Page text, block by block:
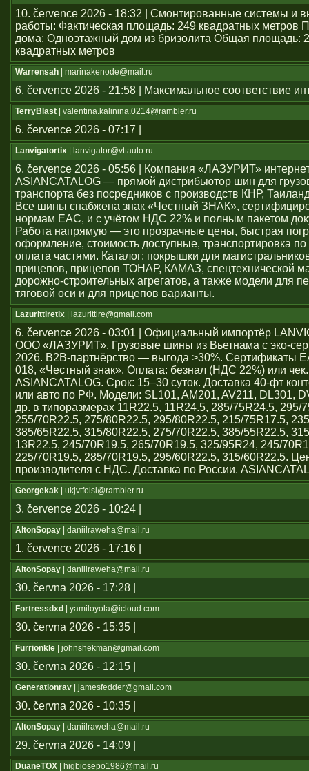
10. července 2026 - 18:32 | Смонтированные системы и
работы: Фактическая площадь: 249 квадратных метров
дома: Одноэтажный дом из бризолита Общая площадь:
квадратных метров
Warrensah | marinakenode@mail.ru
6. července 2026 - 21:58 | Максимальное соответствие
TerryBlast | valentina.kalinina.0214@rambler.ru
6. července 2026 - 07:17 |
Lanvigatortix | lanvigator@vttauto.ru
6. července 2026 - 05:56 | Компания «ЛАЗУРИТ»
ASIANCATALOG — прямой дистрибьютор шин для
транспорта без посредников с производств КНР,
Все шины снабжена знак «Честный ЗНАК»,
нормам ЕАС, и с учётом НДС 22% и полным пакетом
Работа напрямую — это прозрачные цены, быстрая
оформление, стоимость доступные, транспортировка по
оплата частями. Каталог: покрышки для
прицепов, прицепов ТОНАР, КАМАЗ, спецтехнической
дорожно-строительных агрегатов, а также модели для
тяговой оси и для прицепов варианты.
Lazurittiretix | lazurittire@gmail.com
6. července 2026 - 03:01 | Официальный импортёр
ООО «ЛАЗУРИТ». Грузовые шины из Вьетнама с эко-
2026. B2B-партнёрство — выгода >30%. Сертификаты
018, «Честный знак». Оплата: безнал (НДС 22%) или
ASIANCATALOG. Срок: 15–30 суток. Доставка 40-фт
или авто по РФ. Модели: SL101, AM201, AV211, DL301,
др. в типоразмерах 11R22.5, 11R24.5, 285/75R24.5, 295/
255/70R22.5, 275/80R22.5, 295/80R22.5, 215/75R17.5,
385/65R22.5, 315/80R22.5, 275/70R22.5, 385/55R22.5,
13R22.5, 245/70R19.5, 265/70R19.5, 325/95R24, 245/
225/70R19.5, 285/70R19.5, 295/60R22.5, 315/60R22.5.
производителя с НДС. Доставка по России.
Georgekak | ukjvtfolsi@rambler.ru
3. července 2026 - 10:24 |
AltonSopay | daniilraweha@mail.ru
1. července 2026 - 17:16 |
AltonSopay | daniilraweha@mail.ru
30. června 2026 - 17:28 |
Fortressdxd | yamiloyola@icloud.com
30. června 2026 - 15:35 |
Furrionkle | johnshekman@gmail.com
30. června 2026 - 12:15 |
Generationrav | jamesfedder@gmail.com
30. června 2026 - 10:35 |
AltonSopay | daniilraweha@mail.ru
29. června 2026 - 14:09 |
DuaneTOX | higbiosepo1986@mail.ru